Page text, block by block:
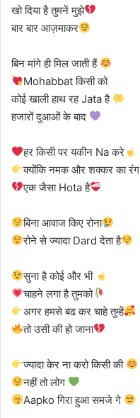
खो दिया है तुमनें मुझे
बार बार आज़माकर
बिन मांगे ही मिल जाती हैं
Mohabbat किसी को
कोई खाली हाथ रह Jata है
हजारों दुआओं के बाद
हर किसी पर यकीन Na करे
क्योंकि नमक और शक्कर का रंग
एक जैसा Hota है
बिना आवाज किए रोना
रोने से ज्यादा Dard देता है
सुना है कोई और भी
चाहने लगा है तुमको
अगर हमसे बढ कर चाहे तुम्हें
तो उसी की हो जाना
ज्यादा केर ना करो किसी की
नहीं तो लोग
Aapko गिरा हुआ समजे गे